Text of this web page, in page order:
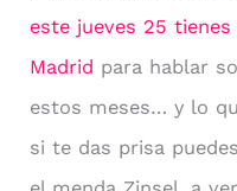
este jueves 25
Madrid para hablar
estos meses… y lo
si te das prisa